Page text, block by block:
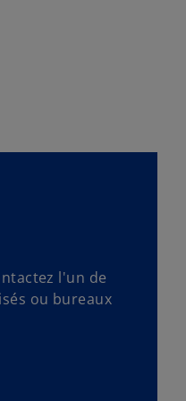
l'un de
ou bureaux